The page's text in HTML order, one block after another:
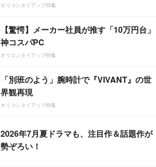
オリコンタイアップ特集
【驚愕】メーカー社員が推す「10万円台」
神コスパPC
オリコンタイアップ特集
「別班のよう」腕時計で『VIVANT』の世
界観再現
オリコンタイアップ特集
2026年7月夏ドラマも、注目作＆話題作が
勢ぞろい！